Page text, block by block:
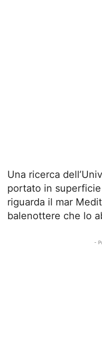
Una ricerca
portato in
riguarda il mar
balenottere che lo
-